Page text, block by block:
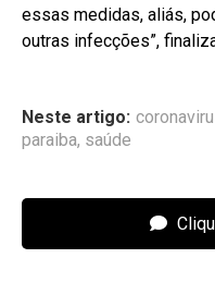
essas medidas, aliás,
outras infecções”,
Neste artigo:
paraiba, saúde